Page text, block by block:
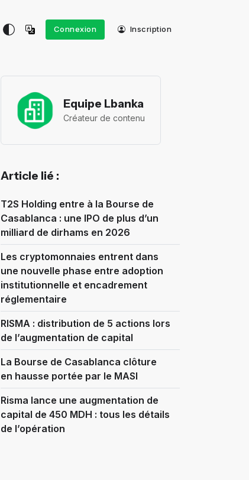
Connexion Inscription
Equipe Lbanka
Créateur de contenu
Article lié :
T2S Holding entre à la Bourse de
Casablanca : une IPO de plus d’un
milliard de dirhams en 2026
Les cryptomonnaies entrent dans
une nouvelle phase entre adoption
institutionnelle et encadrement
réglementaire
RISMA : distribution de 5 actions lors
de l’augmentation de capital
La Bourse de Casablanca clôture
en hausse portée par le MASI
Risma lance une augmentation de
capital de 450 MDH : tous les détails
de l’opération